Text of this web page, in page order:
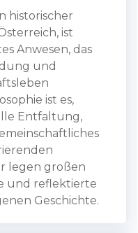
historischer
ist
Anwesen, das
und
ist es,
Entfaltung,
legen großen
und reflektierte
Geschichte.